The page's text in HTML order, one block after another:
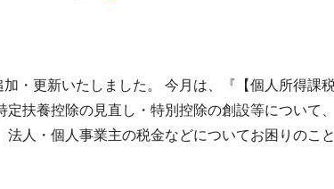
・更新いたしました。 今月は、『【個人所得課
扶養控除の見直し・特別控除の創設等について
人・個人事業主の税金などについてお困りのこ